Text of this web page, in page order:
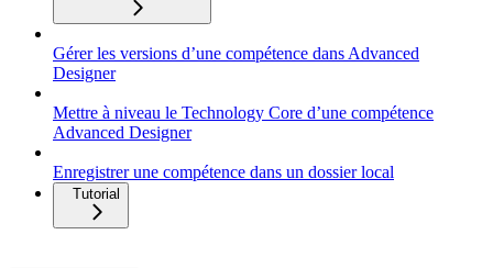
Gérer les versions d’une compétence dans Advanced
Designer
Mettre à niveau le Technology Core d’une compétence
Advanced Designer
Enregistrer une compétence dans un dossier local
Tutorial